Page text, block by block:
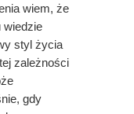
wiem, że
wiedzie
styl życia
zależności
gdy